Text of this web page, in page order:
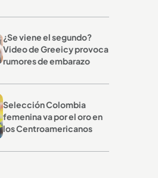
¿Se viene el segundo?
Video de Greeicy provoca
rumores de embarazo
Selección Colombia
femenina va por el oro en
los Centroamericanos